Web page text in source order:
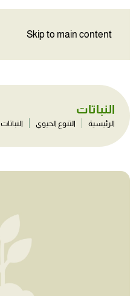
Skip to main content
النباتات
الرئيسية التنوع الحيوي النباتات